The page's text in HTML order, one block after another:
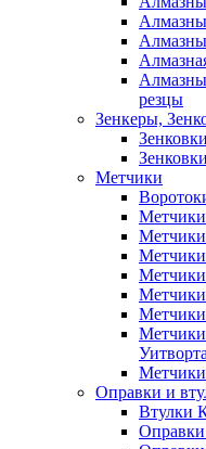
резцы
Зенкеры,
Метчики
Метчики
Уитворта
Оправки и
Втулки
Оправки